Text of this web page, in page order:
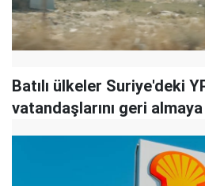
Batılı ülkeler Suriye'deki
vatandaşlarını geri